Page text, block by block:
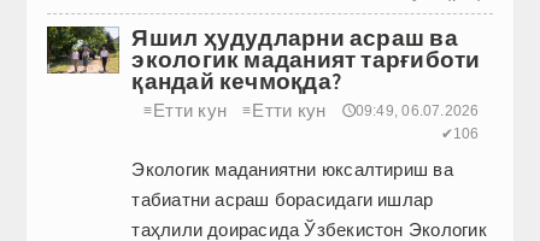
Яшил ҳудудларни асраш ва
экологик маданият тарғиботи
қандай кечмоқда?
≡Етти кун ≡Етти кун
🕔09:49, 06.07.2026
✔106
Экологик маданиятни юксалтириш ва
табиатни асраш борасидаги ишлар
таҳлили доирасида Ўзбекистон Экологик